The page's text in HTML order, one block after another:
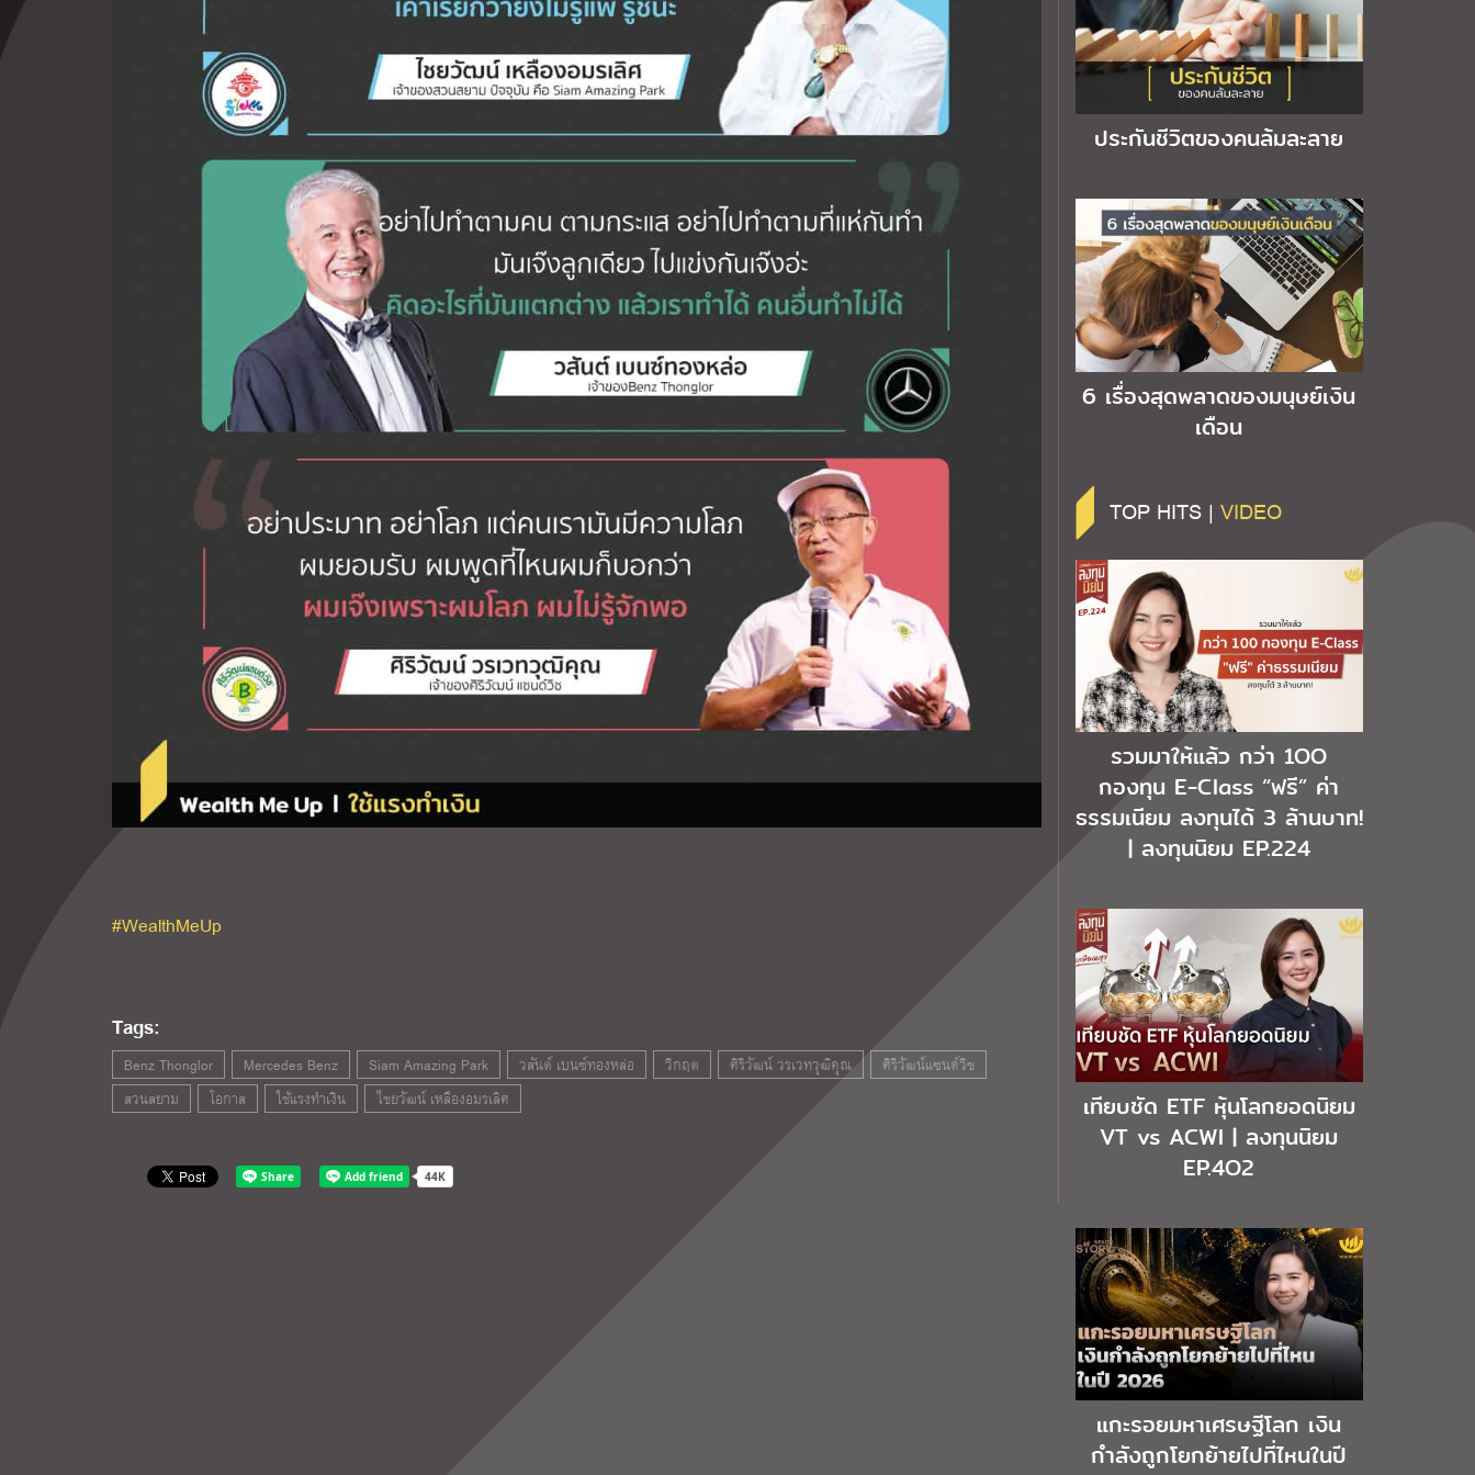
#WealthMeUp
Tags:
Benz Thonglor Mercedes Benz Siam Amazing Park วสันต์ เบนซ์ทองหล่อ วิกฤต ศิริวัฒน์ วรเวทวุฒิคุณ
ศิริวัฒน์แซนด์วิช
สวนสยาม
โอกาส ใช้แรงทำเงิน ไชยวัฒน์ เหลืองอมรเลิศ
ประกันชีวิตของคนล้มละลาย
6 เรื่องสุดพลาดของมนุษย์เงิน
เดือน
TOP HITS | VIDEO
รวมมาให้แล้ว กว่า 1OO
กองทุน E-Class “ฟรี” ค่า
ธรรมเนียม ลงทุนได้ 3 ล้านบาท!
| ลงทุนนิยม EP.224
เทียบชัด ETF หุ้นโลกยอดนิยม
VT vs ACWI | ลงทุนนิยม
EP.4O2
แกะรอยมหาเศรษฐีโลก เงิน
กำลังถูกโยกย้ายไปที่ไหนในปี